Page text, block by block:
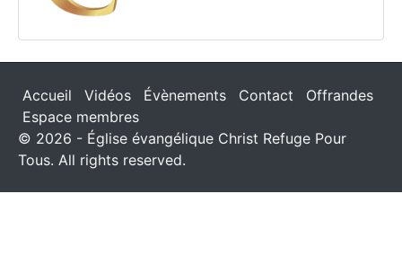
Accueil Vidéos Évènements Contact
Offrandes
Espace membres
© 2026 - Église évangélique Christ Refuge Pour
Tous. All rights reserved.